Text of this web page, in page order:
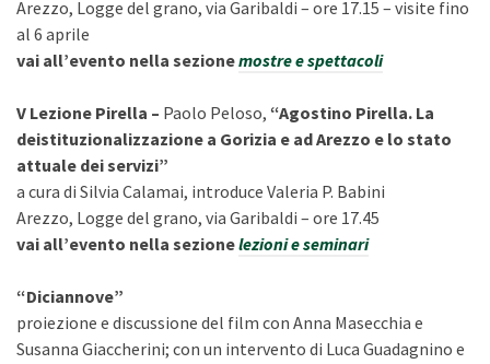
Arezzo, Logge del grano, via Garibaldi – ore 17.15 – visite fino
al 6 aprile
vai all’evento nella sezionemostre e spettacoli
V Lezione Pirella – Paolo Peloso, “Agostino Pirella. La
deistituzionalizzazione a Gorizia e ad Arezzo e lo stato
attuale dei servizi”
a cura di Silvia Calamai, introduce Valeria P. Babini
Arezzo, Logge del grano, via Garibaldi – ore 17.45
vai all’evento nella sezionelezioni e seminari
“Diciannove”
proiezione e discussione del film con Anna Masecchia e
Susanna Giaccherini; con un intervento di Luca Guadagnino e